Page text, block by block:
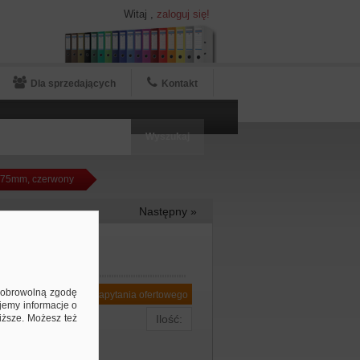
Dla sprzedających Kontakt
Witaj , zaloguj się!
czerwony
Następny »
Dodaj do zapytania ofertowego
zgodę
informacje o
Możesz też